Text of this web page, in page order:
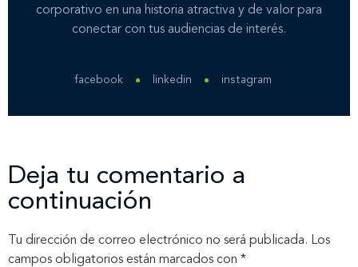
corporativo en una historia atractiva y de valor para
conectar con tus audiencias de interés.
facebook linkedin instagram
Deja tu comentario a
continuación
Tu dirección de correo electrónico no será publicada. Los
campos obligatorios están marcados con *